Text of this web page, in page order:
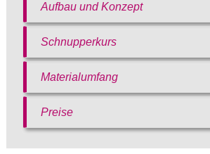
Aufbau und Konzept
Schnupperkurs
Materialumfang
Preise
Bitte akzeptieren Sie
unsere
unsere
Bitte lasse dieses Feld leer.